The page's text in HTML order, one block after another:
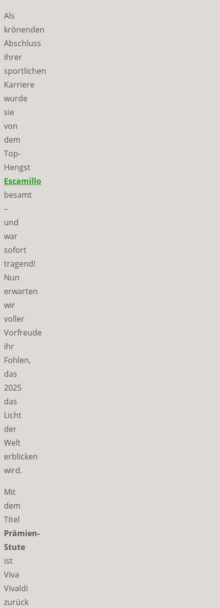
Als
krönenden
Abschluss
ihrer
sportlichen
Karriere
wurde
sie
von
dem
Top-
Hengst
Escamillo
besamt
–
und
war
sofort
tragend!
Nun
erwarten
wir
voller
Vorfreude
ihr
Fohlen,
das
2025
das
Licht
der
Welt
erblicken
wird.
Mit
dem
Titel
Prämien-
Stute
ist
Viva
Vivaldi
zurück